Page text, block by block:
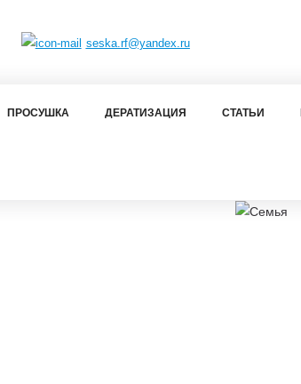
seska.rf@yandex.ru
ПРОСУШКА ДЕРАТИЗАЦИЯ СТАТЬИ